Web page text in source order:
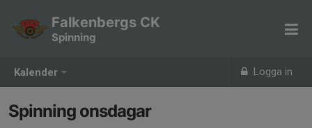
Kalender Logga in
Falkenbergs CK
Spinning
Spinning onsdagar